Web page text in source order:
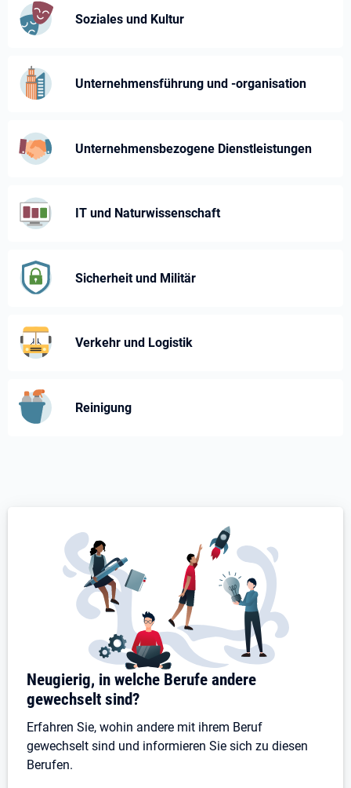
Soziales und Kultur
Unternehmensführung und -⁠organisation
Unternehmens­bezogene Dienst­leistungen
IT und Naturwissenschaft
Sicherheit und Militär
Verkehr und Logistik
Reinigung
Neugierig, in welche Berufe andere
gewechselt sind?
Erfahren Sie, wohin andere mit ihrem Beruf
gewechselt sind und informieren Sie sich zu diesen
Berufen.